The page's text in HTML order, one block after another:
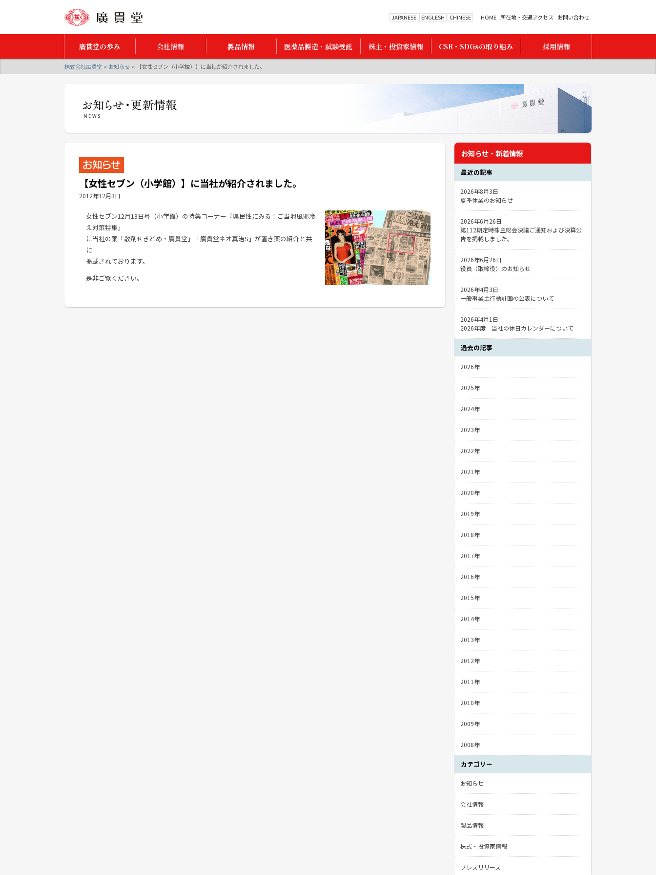
JAPANESE ENGLESH CHINESE HOME 所在地・交通アクセス お問い合わせ
廣貫堂の歩み 会社情報 製品情報 医薬品製造・試験受託 株主・投資家情報 CSR・SDGsの取り組み 採用情報
株式会社広貫堂 > お知らせ > 【女性セブン（小学館）】に当社が紹介されました。
【女性セブン（小学館）】に当社が紹介されました。
2012年12月3日
女性セブン12月13日号（小学館）の特集コーナー『県民性にみる！ご当地風邪冷
え対策特集」
に当社の薬「散剤せきどめ・廣貫堂」「廣貫堂ネオ真治S」が置き薬の紹介と共
に
掲載されております。
是非ご覧ください。
お知らせ・新着情報
最近の記事
2026年8月3日
夏季休業のお知らせ
2026年6月26日
第112期定時株主総会決議ご通知および決算公
告を掲載しました。
2026年6月26日
役員（取締役）のお知らせ
2026年4月3日
一般事業主行動計画の公表について
2026年4月1日
2026年度 当社の休日カレンダーについて
過去の記事
2026年
2025年
2024年
2023年
2022年
2021年
2020年
2019年
2018年
2017年
2016年
2015年
2014年
2013年
2012年
2011年
2010年
2009年
2008年
カテゴリー
お知らせ
会社情報
製品情報
株式・投資家情報
プレスリリース